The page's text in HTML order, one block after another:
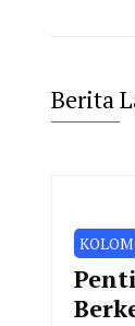
Berita
KOLOM